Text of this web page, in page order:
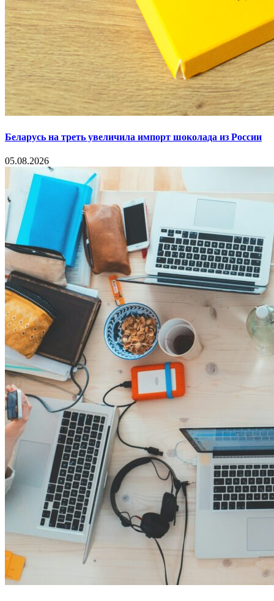
Беларусь на треть увеличила импорт шоколада из России
05.08.2026